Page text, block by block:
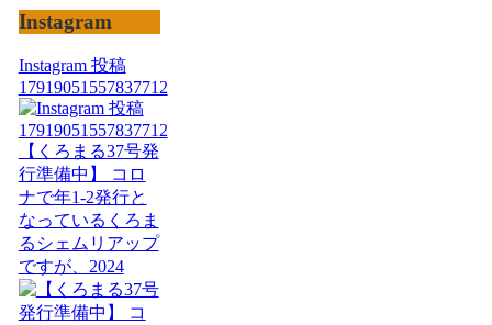
Instagram
Instagram 投稿
17919051557837712
【くろまる37号発
行準備中】 コロ
ナで年1-2発行と
なっているくろま
るシェムリアップ
ですが、2024